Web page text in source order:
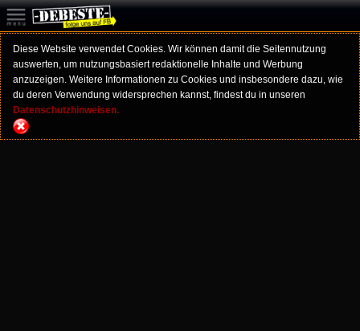
Diese Website verwendet Cookies. Wir können damit die Seitennutzung
auswerten, um nutzungsbasiert redaktionelle Inhalte und Werbung
anzuzeigen. Weitere Informationen zu Cookies und insbesondere dazu, wie
du deren Verwendung widersprechen kannst, findest du in unseren
Datenschutzhinweisen.